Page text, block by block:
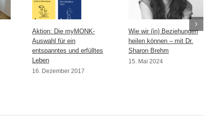
Aktion: Die myMONK-
Auswahl für ein
entspanntes und erfülltes
Leben
16. Dezember 2017
Wie wir (in) Beziehungen
heilen können – mit Dr.
Sharon Brehm
15. Mai 2024